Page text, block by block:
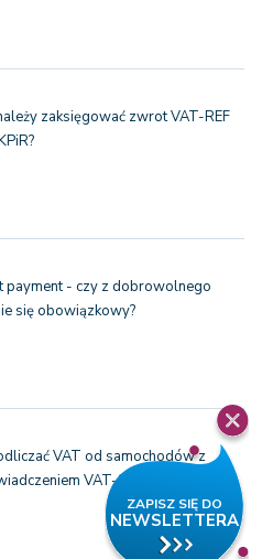
zaksięgować zwrot VAT-REF
payment - czy z dobrowolnego
się obowiązkowy?
VAT od samochodów z
VAT-2 po…